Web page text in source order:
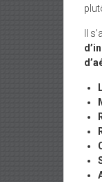
Il